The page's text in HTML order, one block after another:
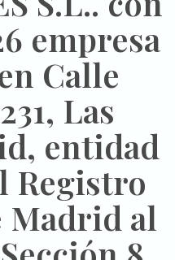
empresa
Calle
Las
entidad
Registro
al